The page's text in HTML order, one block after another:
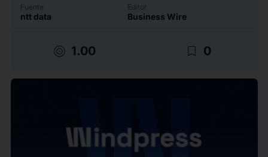
Fuente
ntt data
Editor
Business Wire
target 1.00 bookmark_border 0